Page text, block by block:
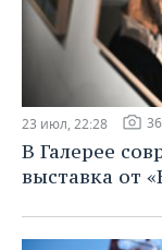
23 июл, 22:28 36
В Галерее
выставка от